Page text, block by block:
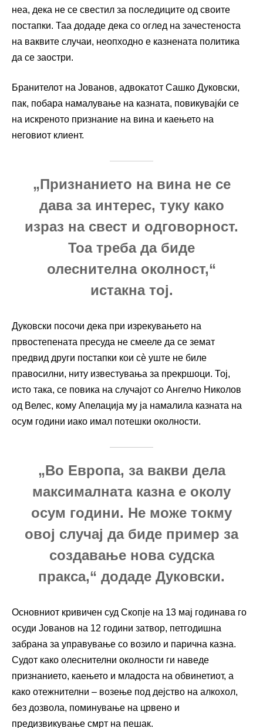
неа, дека не се свестил за последиците од своите
постапки. Таа додаде дека со оглед на зачестеноста
на ваквите случаи, неопходно е казнената политика
да се заостри.
Бранителот на Јованов, адвокатот Сашко Дуковски,
пак, побара намалување на казната, повикувајќи се
на искреното признание на вина и каењето на
неговиот клиент.
„Признанието на вина не се
дава за интерес, туку како
израз на свест и одговорност.
Тоа треба да биде
олеснителна околност,“
истакна тој.
Дуковски посочи дека при изрекувањето на
првостепената пресуда не смееле да се земат
предвид други постапки кои сè уште не биле
правосилни, ниту известувања за прекршоци. Тој,
исто така, се повика на случајот со Ангелчо Николов
од Велес, кому Апелација му ја намалила казната на
осум години иако имал потешки околности.
„Во Европа, за вакви дела
максималната казна е околу
осум години. Не може токму
овој случај да биде пример за
создавање нова судска
пракса,“ додаде Дуковски.
Основниот кривичен суд Скопје на 13 мај годинава го
осуди Јованов на 12 години затвор, петгодишна
забрана за управување со возило и парична казна.
Судот како олеснителни околности ги наведе
признанието, каењето и младоста на обвинетиот, а
како отежнителни – возење под дејство на алкохол,
без дозвола, поминување на црвено и
предизвикување смрт на пешак.